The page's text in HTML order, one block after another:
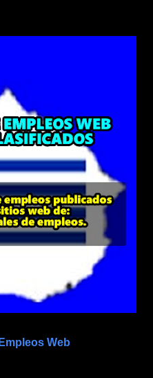
Web